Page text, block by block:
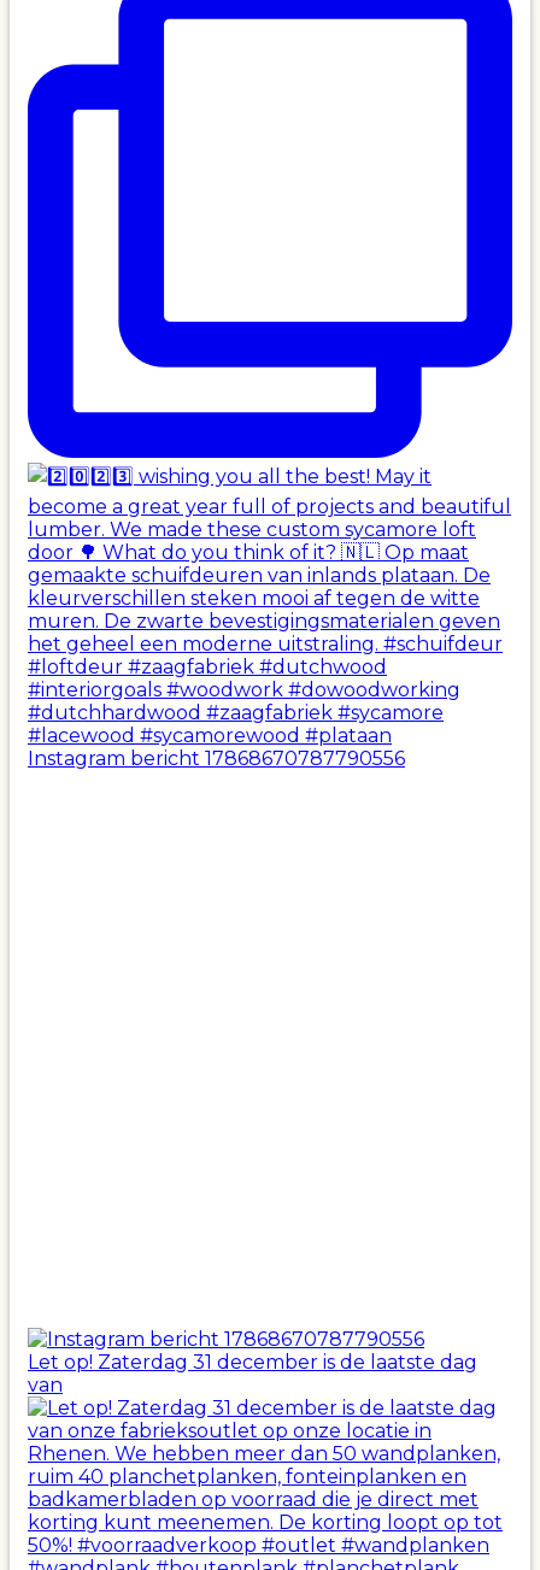
Instagram bericht 17868670787790556
Let op! Zaterdag 31 december is de laatste dag
van